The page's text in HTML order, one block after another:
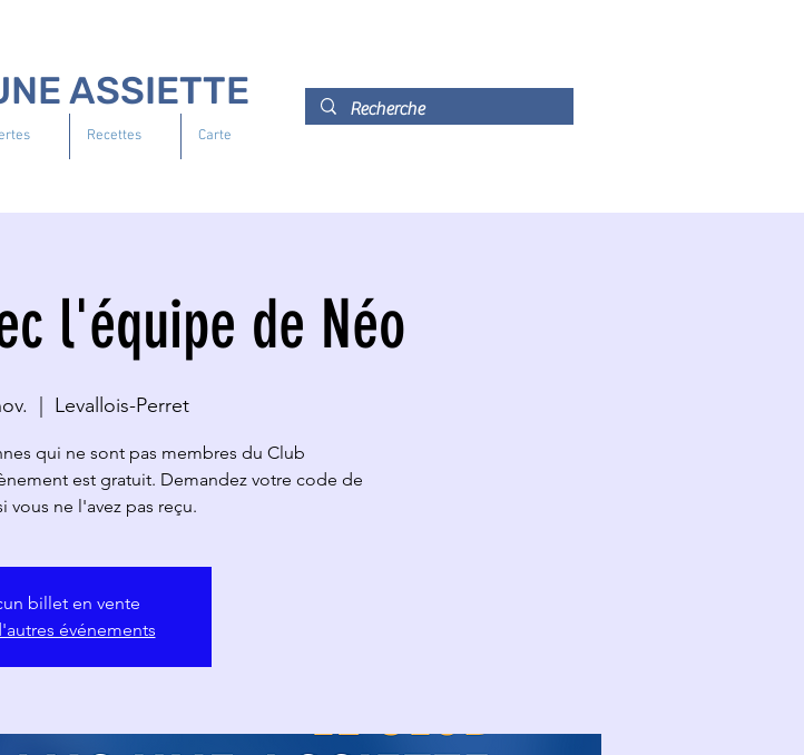
ASSIETTE
Recettes Carte
l'équipe de Néo
Levallois-Perret
qui ne sont pas membres du Club
est gratuit. Demandez votre code de
vous ne l'avez pas reçu.
billet en vente
événements